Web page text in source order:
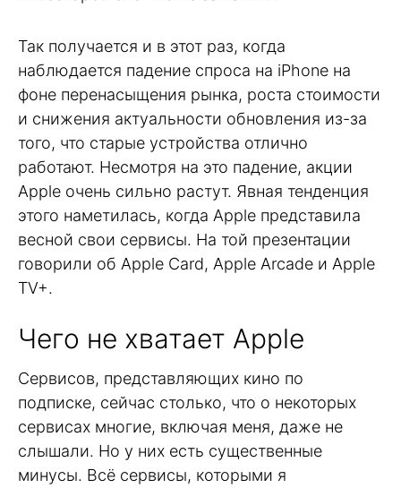
Так получается и в этот раз, когда
наблюдается падение спроса на iPhone на
фоне перенасыщения рынка, роста стоимости
и снижения актуальности обновления из-за
того, что старые устройства отлично
работают. Несмотря на это падение, акции
Apple очень сильно растут. Явная тенденция
этого наметилась, когда Apple представила
весной свои сервисы. На той презентации
говорили об Apple Card, Apple Arcade и Apple
TV+.
Чего не хватает Apple
Сервисов, представляющих кино по
подписке, сейчас столько, что о некоторых
сервисах многие, включая меня, даже не
слышали. Но у них есть существенные
минусы. Всё сервисы, которыми я